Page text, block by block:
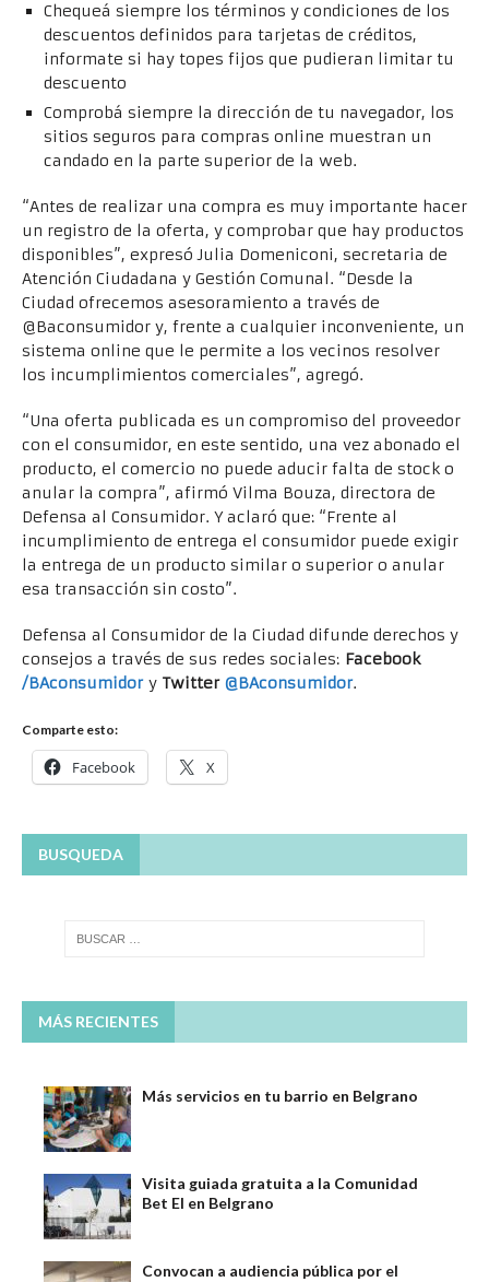
Chequeá siempre los términos y condiciones de los
descuentos definidos para tarjetas de créditos,
informate si hay topes fijos que pudieran limitar tu
descuento
Comprobá siempre la dirección de tu navegador, los
sitios seguros para compras online muestran un
candado en la parte superior de la web.
“Antes de realizar una compra es muy importante hacer
un registro de la oferta, y comprobar que hay productos
disponibles”, expresó Julia Domeniconi, secretaria de
Atención Ciudadana y Gestión Comunal. “Desde la
Ciudad ofrecemos asesoramiento a través de
@Baconsumidor y, frente a cualquier inconveniente, un
sistema online que le permite a los vecinos resolver
los incumplimientos comerciales”, agregó.
“Una oferta publicada es un compromiso del proveedor
con el consumidor, en este sentido, una vez abonado el
producto, el comercio no puede aducir falta de stock o
anular la compra”, afirmó Vilma Bouza, directora de
Defensa al Consumidor. Y aclaró que: “Frente al
incumplimiento de entrega el consumidor puede exigir
la entrega de un producto similar o superior o anular
esa transacción sin costo”.
Defensa al Consumidor de la Ciudad difunde derechos y
consejos a través de sus redes sociales: Facebook
/BAconsumidory Twitter @BAconsumidor.
Comparte esto:
Facebook X
BUSQUEDA
MÁS RECIENTES
Más servicios en tu barrio en Belgrano
Visita guiada gratuita a la Comunidad
Bet El en Belgrano
Convocan a audiencia pública por el